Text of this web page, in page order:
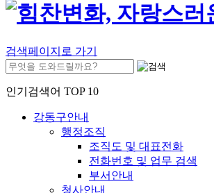
검색페이지로 가기
인기검색어 TOP 10
강동구안내
행정조직
조직도 및 대표전화
전화번호 및 업무 검색
부서안내
청사안내